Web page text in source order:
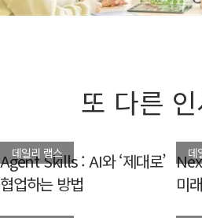
또 다른
데일리 랩스
Agent Skills : AI와 ‘제대로’
협업하는 방법
데
미